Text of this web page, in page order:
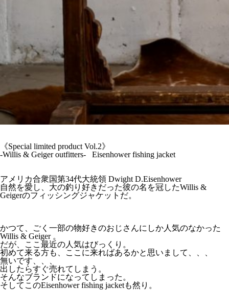
《Special limited product Vol.2》
-Willis & Geiger outfitters- Eisenhower fishing jacket
アメリカ合衆国第34代大統領 Dwight D.Eisenhower
自然を愛し、大の釣り好きだった彼の名を冠したWillis &
Geigerのフィッシングジャケットだ。
かつて、ごく一部の物好きのおじさんにしか人気のなかった
Willis & Geiger 。
だが、ここ最近の人気はびっくり。
初めて来る方も、ここに来ればあるかと思いまして、、、
無いです、、、
出したらすぐ売れてしまう。
そんなブランドになってしまった。
そしてこのEisenhower fishing jacketも然り。